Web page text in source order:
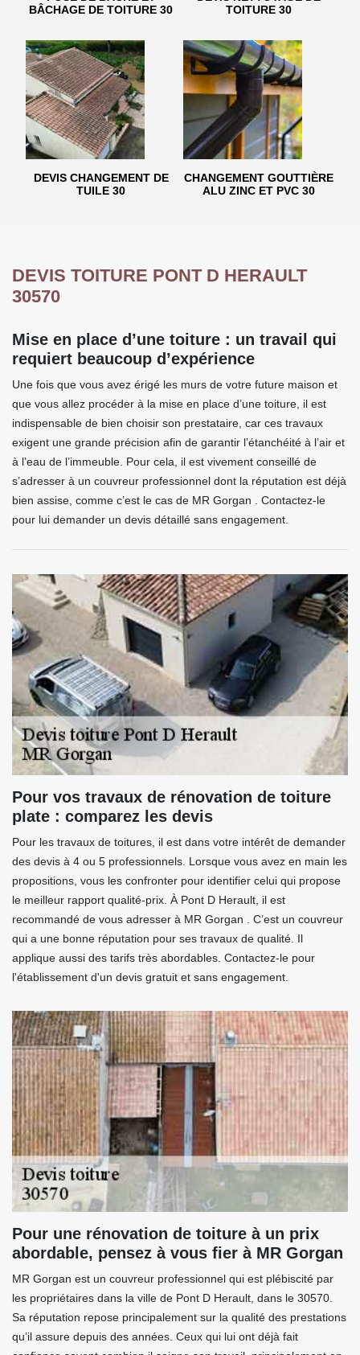
BÂCHAGE DE TOITURE 30
TOITURE 30
DEVIS CHANGEMENT DE
TUILE 30
CHANGEMENT GOUTTIÈRE
ALU ZINC ET PVC 30
DEVIS TOITURE PONT D HERAULT
30570
Mise en place d’une toiture : un travail qui
requiert beaucoup d’expérience
Une fois que vous avez érigé les murs de votre future maison et
que vous allez procéder à la mise en place d’une toiture, il est
indispensable de bien choisir son prestataire, car ces travaux
exigent une grande précision afin de garantir l’étanchéité à l’air et
à l’eau de l’immeuble. Pour cela, il est vivement conseillé de
s’adresser à un couvreur professionnel dont la réputation est déjà
bien assise, comme c’est le cas de MR Gorgan . Contactez-le
pour lui demander un devis détaillé sans engagement.
Pour vos travaux de rénovation de toiture
plate : comparez les devis
Pour les travaux de toitures, il est dans votre intérêt de demander
des devis à 4 ou 5 professionnels. Lorsque vous avez en main les
propositions, vous les confronter pour identifier celui qui propose
le meilleur rapport qualité-prix. À Pont D Herault, il est
recommandé de vous adresser à MR Gorgan . C’est un couvreur
qui a une bonne réputation pour ses travaux de qualité. Il
applique aussi des tarifs très abordables. Contactez-le pour
l'établissement d'un devis gratuit et sans engagement.
Pour une rénovation de toiture à un prix
abordable, pensez à vous fier à MR Gorgan
MR Gorgan est un couvreur professionnel qui est plébiscité par
les propriétaires dans la ville de Pont D Herault, dans le 30570.
Sa réputation repose principalement sur la qualité des prestations
qu’il assure depuis des années. Ceux qui lui ont déjà fait